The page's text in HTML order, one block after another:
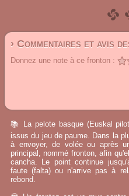
› Commentaires et avis
Donnez une note à ce fronton :
📚 La pelote basque (Euskal
issus du jeu de paume. Dans la
à envoyer, de volée ou après
principal, nommé fronton, afin
cancha. Le point continue
faute (falta) ou n'arrive pas à
rebond.